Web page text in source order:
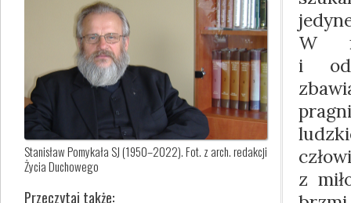
Stanisław Pomykała SJ (1950–2022). Fot. z arch. redakcji
Życia Duchowego
Przeczytaj także:
W
i
z